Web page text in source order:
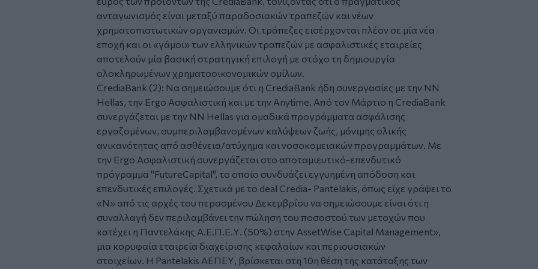
ανταγωνισμός είναι μεταξύ παραδοσιακών τραπεζών και νέων
χρηματοπιστωτικών οργανισμών. Οι τράπεζες εισέρχονται πλέον σε μία νέα
εποχή και οι «γάμοι» των ελληνικών τραπεζών με ασφαλιστικές εταιρείες
αποτελούν μία βασική στρατηγική επιλογή με στόχο τη δημιουργία
ολοκληρωμένων χρηματοοικονομικών ομίλων.
CrediaBank (2): Να σημειώσουμε ότι η CrediaBank ήδη συνεργασίες με την NN
Hellas, την Ergo Ασφαλιστική και με την Anytime. Από τον Μάρτιο η CrediaBank
συνεργάζεται με την NN Hellas για ομαδικά προγράμματα ασφάλισης
εργαζομένων, συμπεριλαμβανομένων καλύψεων ζωής, μόνιμης ολικής
ανικανότητας από ασθένεια/ατύχημα και νοσοκομειακών προγραμμάτων. Με
την Ergo Ασφαλιστική συνεργάζεται στο αποταμιευτικό-επενδυτικό
πρόγραμμα "FutureCapital", το οποίο συνδυάζει εγγυημένη απόδοση και
επενδυτικές επιλογές. Σχετικά με το deal Credia- Pantelakis, όπως είχε γράψει το
«N» από τις αρχές του περασμένου Δεκεμβρίου να σημειώσουμε είναι ότι η
συναλλαγή δεν περιλαμβάνει την πώληση του ποσοστού των μετοχών που
κατέχει η Παντελάκης Α.Ε.Π.Ε.Υ. (50%) στην AssetWise Capital Management»,
μια κορυφαία εταιρεία διαχείρισης κεφαλαίων και περιουσιακών
στοιχείων. H Pantelakis ΑΕΠΕΥ, βρίσκεται στη 10η θέση της κατάταξης των